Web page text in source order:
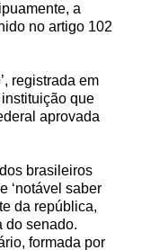
a
no artigo 102
registrada em
instituição que
aprovada
brasileiros
‘notável saber
da república,
do senado.
formada por